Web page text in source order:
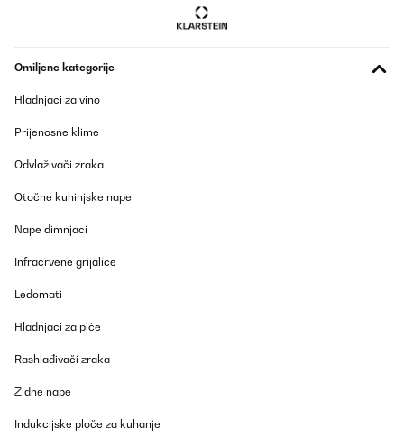
Omiljene kategorije
Hladnjaci za vino
Prijenosne klime
Odvlaživači zraka
Otočne kuhinjske nape
Nape dimnjaci
Infracrvene grijalice
Ledomati
Hladnjaci za piće
Rashlađivači zraka
Zidne nape
Indukcijske ploče za kuhanje